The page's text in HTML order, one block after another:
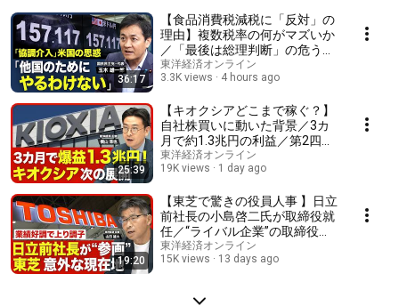
36:17
【食品消費税減税に「反対」の
理由】複数税率の何がマズいか
／「最後は総理判断」の危うさ
／税率戻す「2年後」何が起き
る？／「協調介入」に臨んだ米
し」【政治の見方（玉木雄一
郎）】
東洋経済オンライン
3.3K views
4 hours ago
25:39
【キオクシアどこまで稼ぐ？】
自社株買いに動いた背景／3カ
月で約1.3兆円の利益／第2四半
期はさらに稼ぐ／2026年度下期
の見通しは？／推進する「長期
懸念
東洋経済オンライン
19K views
1 day ago
19:20
【東芝で驚きの役員人事 】日立
前社長の小島啓二氏が取締役就
任／“ライバル企業”の取締役就
任の背景／2025年度営業利益は
3000億円／東芝に吹く「2つの
東洋経済オンライン
15K views
13 days ago